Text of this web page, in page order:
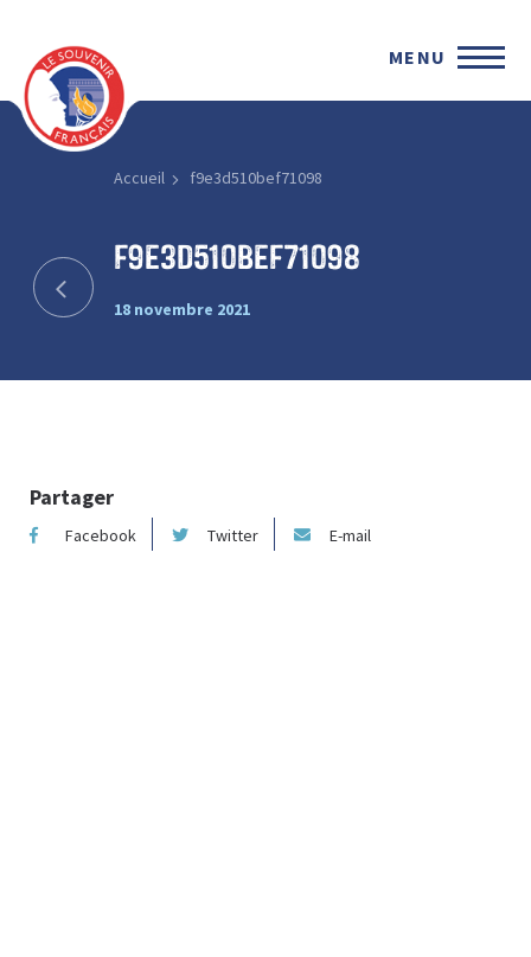
MENU
Accueil f9e3d510bef71098
f9e3d510bef71098
18 novembre 2021
Partager
Facebook Twitter E-mail